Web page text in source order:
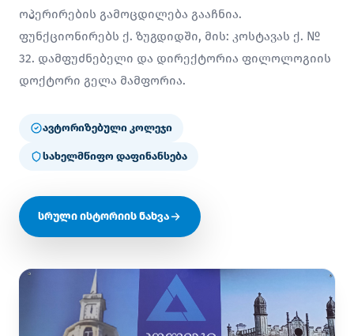
ოპერირების გამოცდილება გააჩნია.
ფუნქციონირებს ქ. ზუგდიდში, მის: კოსტავას ქ. №
32. დამფუძნებელი და დირექტორია ფილოლოგიის
დოქტორი გელა მამფორია.
ავტორიზებული კოლეჯი
სახელმწიფო დაფინანსება
სრული ისტორიის ნახვა